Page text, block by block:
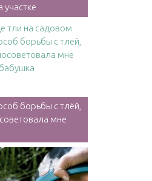
участке
борьбы с тлёй,
мне